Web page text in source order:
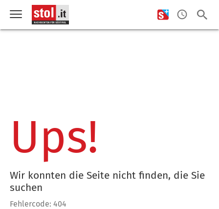
Ups!
Wir konnten die Seite nicht finden, die Sie
suchen
Fehlercode: 404